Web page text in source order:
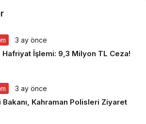
3 ay önce
Hafriyat İşlemi: 9,3 Milyon TL Ceza!
3 ay önce
Bakanı, Kahraman Polisleri Ziyaret